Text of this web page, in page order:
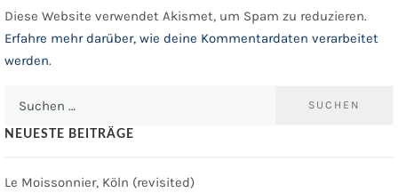
Diese Website verwendet Akismet, um Spam zu reduzieren.
Erfahre mehr darüber, wie deine Kommentardaten verarbeitet
werden.
NEUESTE BEITRÄGE
Le Moissonnier, Köln (revisited)